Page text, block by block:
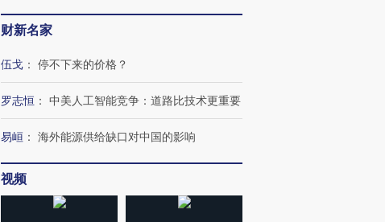
财新名家
伍戈 ： 停不下来的价格？
罗志恒 ： 中美人工智能竞争：道路比技术更重要
易峘 ： 海外能源供给缺口对中国的影响
视频